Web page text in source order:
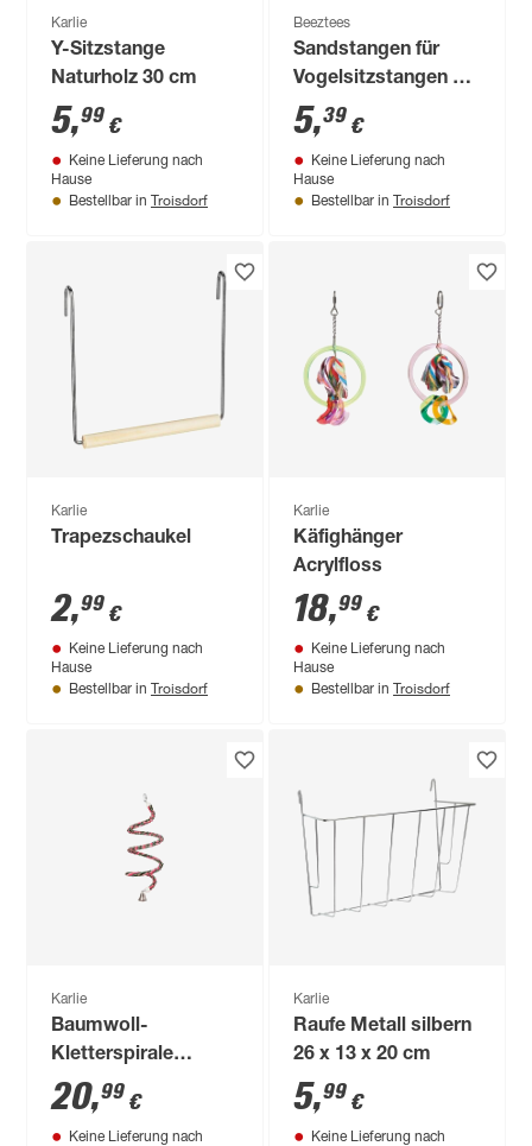
Karlie
Y-Sitzstange
Naturholz 30 cm
5,99 €
Keine Lieferung nach
Hause
Bestellbar in Troisdorf
Beeztees
Sandstangen für
Vogelsitzstangen Ø
1 x 19 cm, 6er-Pack
5,39 €
Keine Lieferung nach
Hause
Bestellbar in Troisdorf
Karlie
Trapezschaukel
2,99 €
Keine Lieferung nach
Hause
Bestellbar in Troisdorf
Karlie
Käfighänger
Acrylfloss
18,99 €
Keine Lieferung nach
Hause
Bestellbar in Troisdorf
Karlie
Baumwoll-
Kletterspirale
medium 24cm
20,99 €
Keine Lieferung nach
Karlie
Raufe Metall silbern
26 x 13 x 20 cm
5,99 €
Keine Lieferung nach